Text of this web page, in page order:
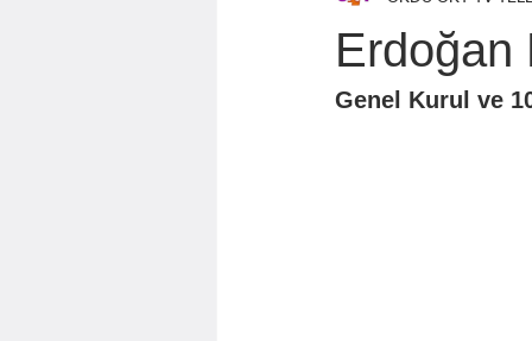
GÖZDE ÖZGÜR BAYRAM
Erdoğan
Genel Kurul ve